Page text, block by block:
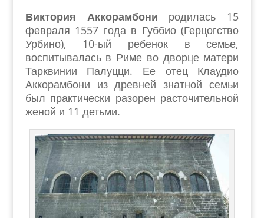
Виктория Аккорамбони родилась 15
февраля 1557 года в Губбио (Герцогство
Урбино), 10-ый ребенок в семье,
воспитывалась в Риме во дворце матери
Тарквинии Палуцци. Ее отец Клаудио
Аккорамбони из древней знатной семьи
был практически разорен расточительной
женой и 11 детьми.